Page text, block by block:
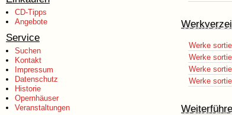
CD-Tipps
Angebote
Service
Suchen
Kontakt
Impressum
Datenschutz
Historie
Opernhäuser
Veranstaltungen
Werke
Werke
Werke
Werke